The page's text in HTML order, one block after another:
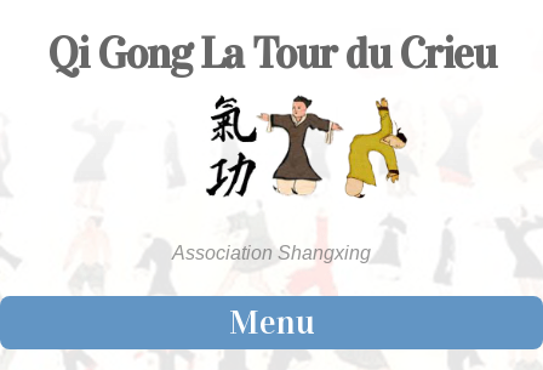
Qi Gong La Tour du Crieu
Association Shangxing
Menu